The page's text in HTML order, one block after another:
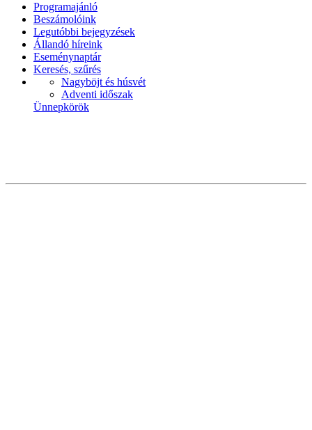
Programajánló
Beszámolóink
Legutóbbi bejegyzések
Állandó híreink
Eseménynaptár
Keresés, szűrés
Nagyböjt és húsvét
Adventi időszak
Ünnepkörök